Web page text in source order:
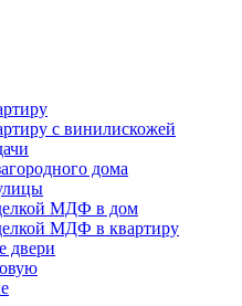
с винилискожей
дома
МДФ в дом
МДФ в квартиру
двери